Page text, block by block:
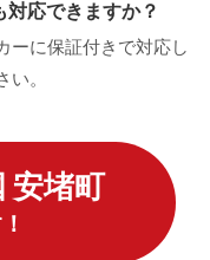
応できますか？
ーに保証付きで対応し
。
安堵町